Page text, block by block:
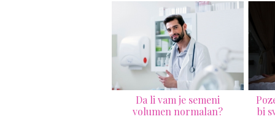
Poze za spavaću sobu koje
bi svaki muškarac trebalo